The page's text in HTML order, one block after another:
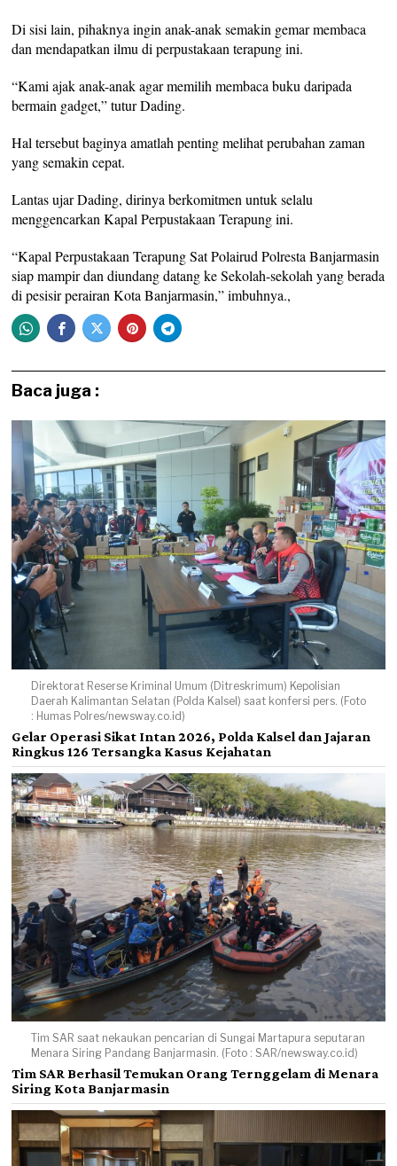
Di sisi lain, pihaknya ingin anak-anak semakin gemar membaca
dan mendapatkan ilmu di perpustakaan terapung ini.
“Kami ajak anak-anak agar memilih membaca buku daripada
bermain gadget,” tutur Dading.
Hal tersebut baginya amatlah penting melihat perubahan zaman
yang semakin cepat.
Lantas ujar Dading, dirinya berkomitmen untuk selalu
menggencarkan Kapal Perpustakaan Terapung ini.
“Kapal Perpustakaan Terapung Sat Polairud Polresta Banjarmasin
siap mampir dan diundang datang ke Sekolah-sekolah yang berada
di pesisir perairan Kota Banjarmasin,” imbuhnya.,
Baca juga :
Direktorat Reserse Kriminal Umum (Ditreskrimum) Kepolisian
Daerah Kalimantan Selatan (Polda Kalsel) saat konfersi pers. (Foto
: Humas Polres/newsway.co.id)
Gelar Operasi Sikat Intan 2026, Polda Kalsel dan Jajaran
Ringkus 126 Tersangka Kasus Kejahatan
Tim SAR saat nekaukan pencarian di Sungai Martapura seputaran
Menara Siring Pandang Banjarmasin. (Foto : SAR/newsway.co.id)
Tim SAR Berhasil Temukan Orang Ternggelam di Menara
Siring Kota Banjarmasin